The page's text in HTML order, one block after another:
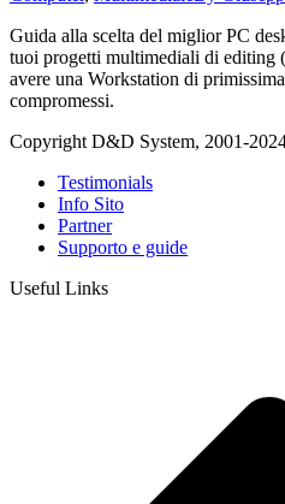
Guida alla scelta del miglior PC
tuoi progetti multimediali di editing
avere una Workstation di
compromessi.
Copyright D&D System, 2001-
Testimonials
Info Sito
Partner
Supporto e guide
Useful Links